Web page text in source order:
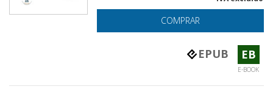
COMPRAR
EPUB EB
E-BOOK